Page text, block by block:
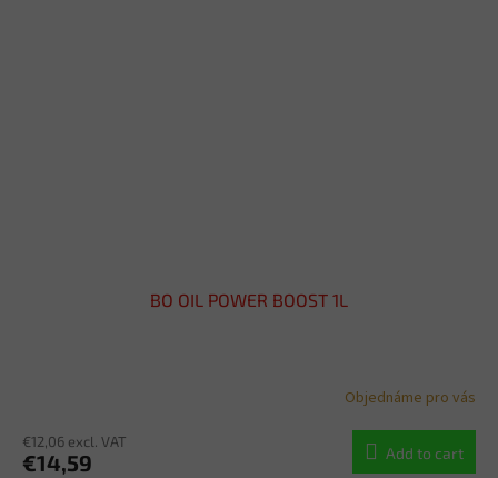
BO OIL POWER BOOST 1L
Objednáme pro vás
€12,06 excl. VAT
€14,59 Add to cart